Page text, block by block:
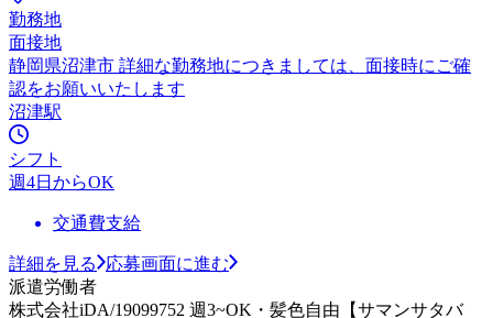
勤務地
面接地
静岡県沼津市 詳細な勤務地につきましては、面接時にご確
認をお願いいたします
沼津駅
シフト
週4日からOK
交通費支給
詳細を見る
応募画面に進む
派遣労働者
株式会社iDA/19099752 週3~OK・髪色自由【サマンサタバ